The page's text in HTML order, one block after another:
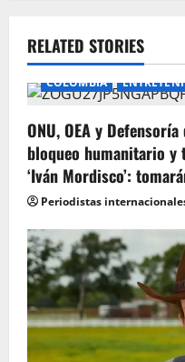
v
i
g
a
t
i
o
n
RELATED STORIES
COLOMBIA
ONU, OEA y
bloqueo humanitario
‘Iván Mordisco’:
Periodistas